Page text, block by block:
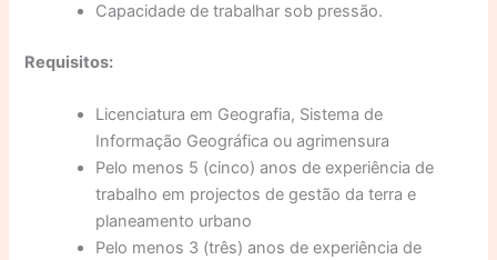
Capacidade de trabalhar sob pressão.
Requisitos:
Licenciatura em Geografia, Sistema de
Informação Geográfica ou agrimensura
Pelo menos 5 (cinco) anos de experiência de
trabalho em projectos de gestão da terra e
planeamento urbano
Pelo menos 3 (três) anos de experiência de